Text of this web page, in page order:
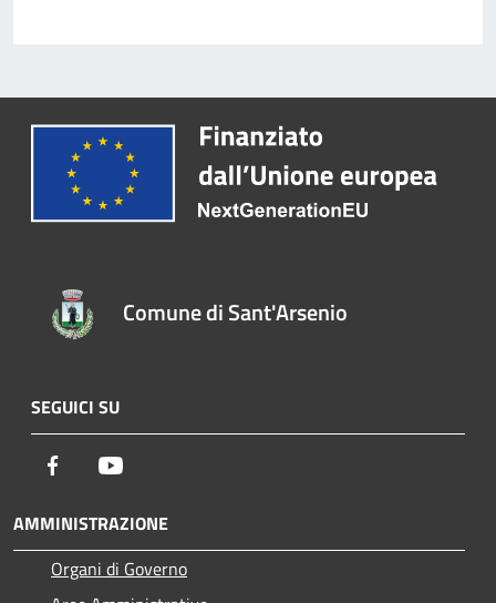
Comune di Sant'Arsenio
SEGUICI SU
Facebook
AMMINISTRAZIONE
Organi di Governo